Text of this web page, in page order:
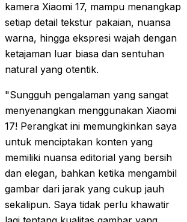
kamera Xiaomi 17, mampu menangkap
setiap detail tekstur pakaian, nuansa
warna, hingga ekspresi wajah dengan
ketajaman luar biasa dan sentuhan
natural yang otentik.
"Sungguh pengalaman yang sangat
menyenangkan menggunakan Xiaomi
17! Perangkat ini memungkinkan saya
untuk menciptakan konten yang
memiliki nuansa editorial yang bersih
dan elegan, bahkan ketika mengambil
gambar dari jarak yang cukup jauh
sekalipun. Saya tidak perlu khawatir